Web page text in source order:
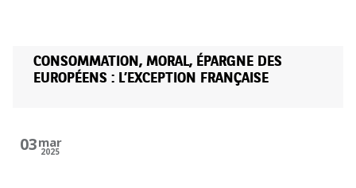
CONSOMMATION, MORAL, ÉPARGNE DES
EUROPÉENS : L’EXCEPTION FRANÇAISE
03mar
2025